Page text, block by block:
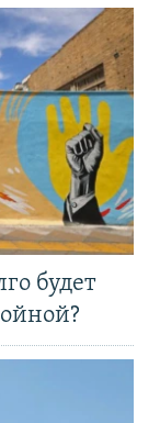
будет